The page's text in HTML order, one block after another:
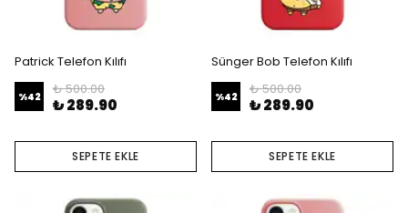
Patrick Telefon Kılıfı
%42 ₺ 500.00
₺ 289.90
SEPETE EKLE
Sünger Bob Telefon Kılıfı
%42 ₺ 500.00
₺ 289.90
SEPETE EKLE